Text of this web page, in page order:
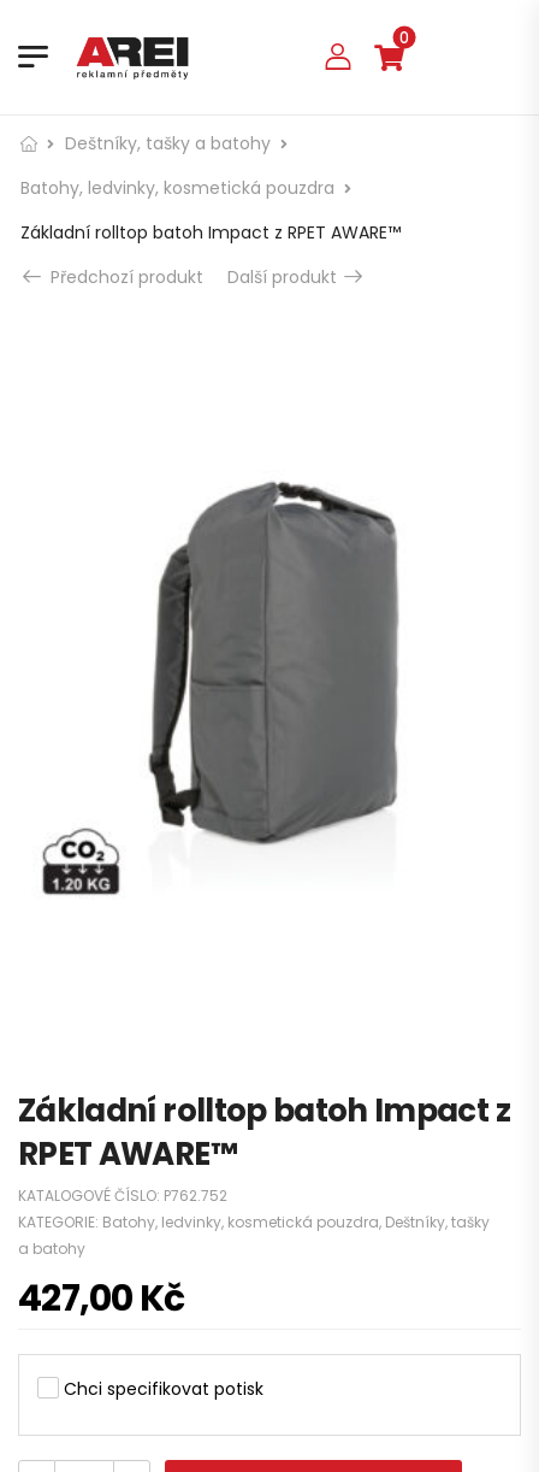
0
Deštníky, tašky a batohy
Batohy, ledvinky, kosmetická pouzdra
Základní rolltop batoh Impact z RPET AWARE™
Předchozí produkt
Další produkt
Základní rolltop batoh Impact z
RPET AWARE™
KATALOGOVÉ ČÍSLO: P762.752
KATEGORIE: Batohy, ledvinky, kosmetická pouzdra, Deštníky, tašky
a batohy
427,00Kč
Chci specifikovat potisk